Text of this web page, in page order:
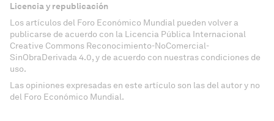
Licencia y republicación
Los artículos del Foro Económico Mundial pueden volver a
publicarse de acuerdo con la Licencia Pública Internacional
Creative Commons Reconocimiento-NoComercial-
SinObraDerivada 4.0, y de acuerdo con nuestras condiciones de
uso.
Las opiniones expresadas en este artículo son las del autor y no
del Foro Económico Mundial.